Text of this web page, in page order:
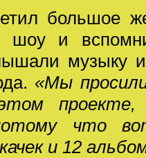
большое
шоу и
музыку
«Мы
что
и 12